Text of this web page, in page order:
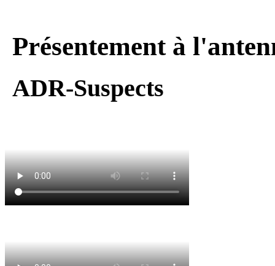
Présentement à
ADR-Suspects